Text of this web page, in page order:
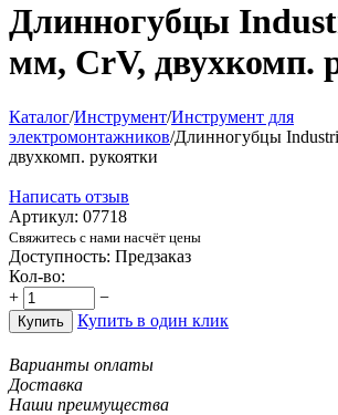
Длинногубцы
мм, CrV, двухкомп.
Каталог/Инструмент/Инструмент для
электромонтажников/Длинногубцы
двухкомп. рукоятки
Написать отзыв
Артикул: 07718
Свяжитесь с нами насчёт цены
Доступность: Предзаказ
Кол-во:
+
−
Купить Купить в один клик
Варианты оплаты
Доставка
Наши преимущества